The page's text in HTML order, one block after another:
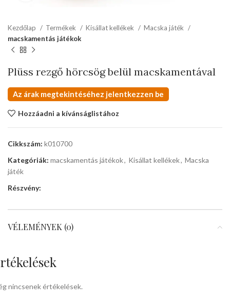
Kezdőlap Termékek Kisállat kellékek
Macska játék
macskamentás játékok
Plüss rezgő hörcsög belül macskamentával
Az árak megtekintéséhez jelentkezzen be
Hozzáadni a kívánságlistához
Cikkszám: k010700
Kategóriák: macskamentás játékok, Kisállat kellékek, Macska
játék
Részvény:
VÉLEMÉNYEK (0)
nincsenek értékelések.